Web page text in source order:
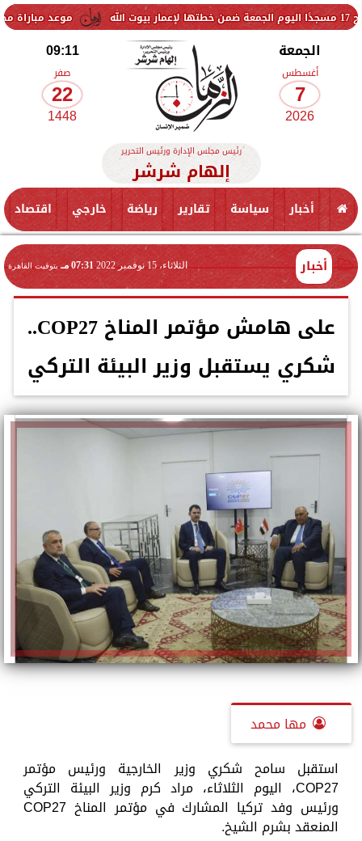
موعد مباراة مصر وإسبانيا في
الجمعة
أغسطس
7
2026
09:11
صفر
22
1448
رئيس مجلس الإدارة ورئيس التحرير
إلهام شرشر
أخبار سياسة تقارير رياضة خارجي اقتصاد
أخبار الثلاثاء، 15 نوفمبر 2022 07:31 مـ بتوقيت القاهرة
على هامش مؤتمر المناخ COP27..
شكري يستقبل وزير البيئة التركي
مها محمد
استقبل سامح شكري وزير الخارجية ورئيس مؤتمر
COP27، اليوم الثلاثاء، مراد كرم وزير البيئة التركي
ورئيس وفد تركيا المشارك في مؤتمر المناخ COP27
المنعقد بشرم الشيخ.